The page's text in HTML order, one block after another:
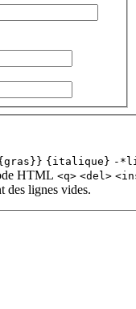
{italique} -
HTML <q> <del>
des lignes vides.